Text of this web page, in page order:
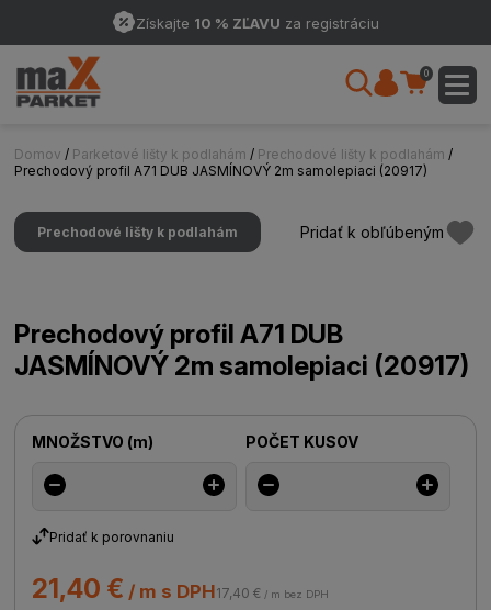
Získajte 10 % ZĽAVU za registráciu
0
Domov / Parketové lišty k podlahám / Prechodové lišty k podlahám /
Prechodový profil A71 DUB JASMÍNOVÝ 2m samolepiaci (20917)
Prechodové lišty k podlahám Pridať k obľúbeným
Prechodový profil A71 DUB
JASMÍNOVÝ 2m samolepiaci (20917)
MNOŽSTVO (m) POČET KUSOV
Pridať k porovnaniu
21,40 € / m s DPH17,40 € / m bez DPH